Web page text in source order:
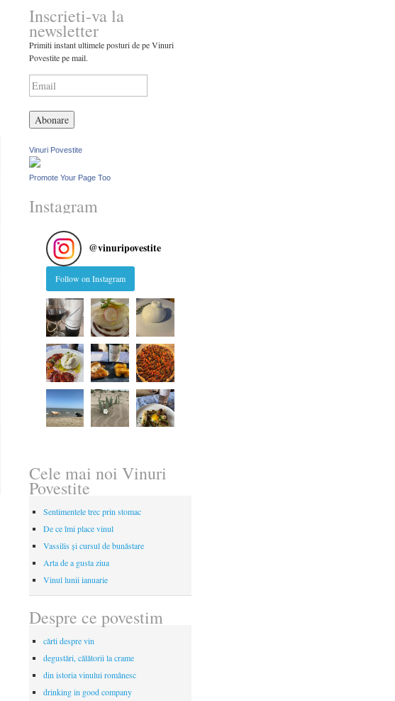
Inscrieti-va la
newsletter
Primiti instant ultimele posturi de pe Vinuri
Povestite pe mail.
Vinuri Povestite
Promote Your Page Too
Instagram
@vinuripovestite
Follow on Instagram
Cele mai noi Vinuri
Povestite
Sentimentele trec prin stomac
De ce îmi place vinul
Vassilis și cursul de bunăstare
Arta de a gusta ziua
Vinul lunii ianuarie
Despre ce povestim
cărti despre vin
degustări, călătorii la crame
din istoria vinului românesc
drinking in good company